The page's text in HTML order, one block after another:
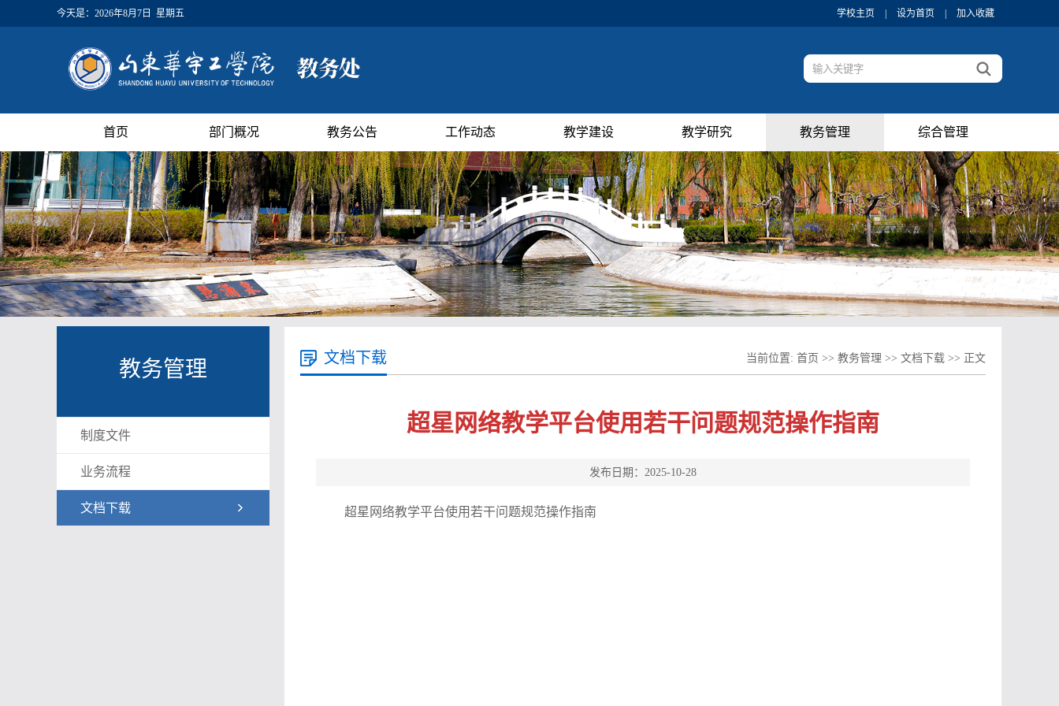
今天是： 2026年8月7日 星期五 学校主页 设为首页 加入收藏
首页 部门概况 教务公告 工作动态 教学建设 教学研究 教务管理 综合管理
教务管理
制度文件
业务流程
文档下载
文档下载 当前位置: 首页 >> 教务管理 >> 文档下载 >> 正文
超星网络教学平台使用若干问题规范操作指南
发布日期：2025-10-28
超星网络教学平台使用若干问题规范操作指南